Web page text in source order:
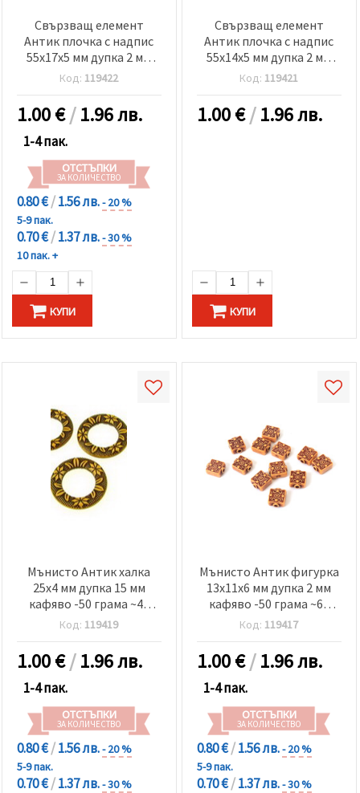
Свързващ елемент
Антик плочка с надпис
55x17x5 мм дупка 2 мм
кафяв -50 грама ~16 броя
Код: 119422
1.00€/1.96 лв.
1-4 пак.
ОТСТЪПКИ
ЗА КОЛИЧЕСТВО
0.80 €/1.56 лв.- 20 %
5-9 пак.
0.70 €/1.37 лв.- 30 %
10 пак. +
КУПИ
Свързващ елемент
Антик плочка с надпис
55x14x5 мм дупка 2 мм
кафяв -50 грама ~17 броя
Код: 119421
1.00€/1.96 лв.
КУПИ
Мънисто Антик халка
25x4 мм дупка 15 мм
кафяво -50 грама ~46
броя
Код: 119419
1.00€/1.96 лв.
1-4 пак.
ОТСТЪПКИ
ЗА КОЛИЧЕСТВО
0.80 €/1.56 лв.- 20 %
5-9 пак.
0.70 €/1.37 лв.- 30 %
Мънисто Антик фигурка
13x11x6 мм дупка 2 мм
кафяво -50 грама ~68
броя
Код: 119417
1.00€/1.96 лв.
1-4 пак.
ОТСТЪПКИ
ЗА КОЛИЧЕСТВО
0.80 €/1.56 лв.- 20 %
5-9 пак.
0.70 €/1.37 лв.- 30 %